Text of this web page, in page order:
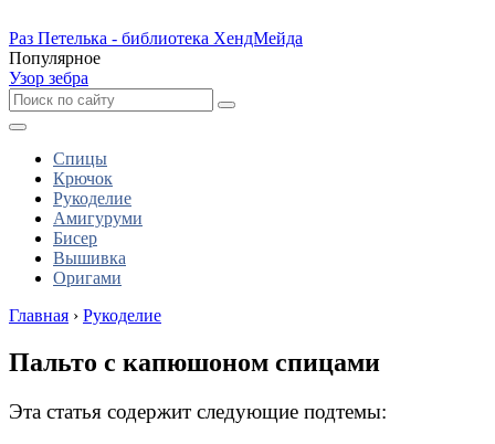
Раз Петелька - библиотека ХендМейда
Популярное
Узор зебра
Спицы
Крючок
Рукоделие
Амигуруми
Бисер
Вышивка
Оригами
Главная › Рукоделие
Пальто с капюшоном спицами
Эта статья содержит следующие подтемы: